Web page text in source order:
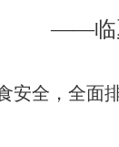
——临
安全，全面